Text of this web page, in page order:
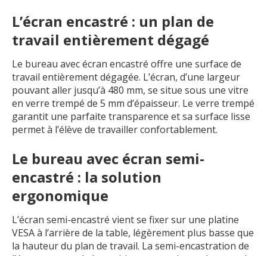
L’écran encastré : un plan de
travail entièrement dégagé
Le bureau avec écran encastré offre une surface de
travail entièrement dégagée. L’écran, d’une largeur
pouvant aller jusqu’à 480 mm, se situe sous une vitre
en verre trempé de 5 mm d’épaisseur. Le verre trempé
garantit une parfaite transparence et sa surface lisse
permet à l’élève de travailler confortablement.
Le bureau avec écran semi-
encastré : la solution
ergonomique
L’écran semi-encastré vient se fixer sur une platine
VESA à l’arrière de la table, légèrement plus basse que
la hauteur du plan de travail. La semi-encastration de